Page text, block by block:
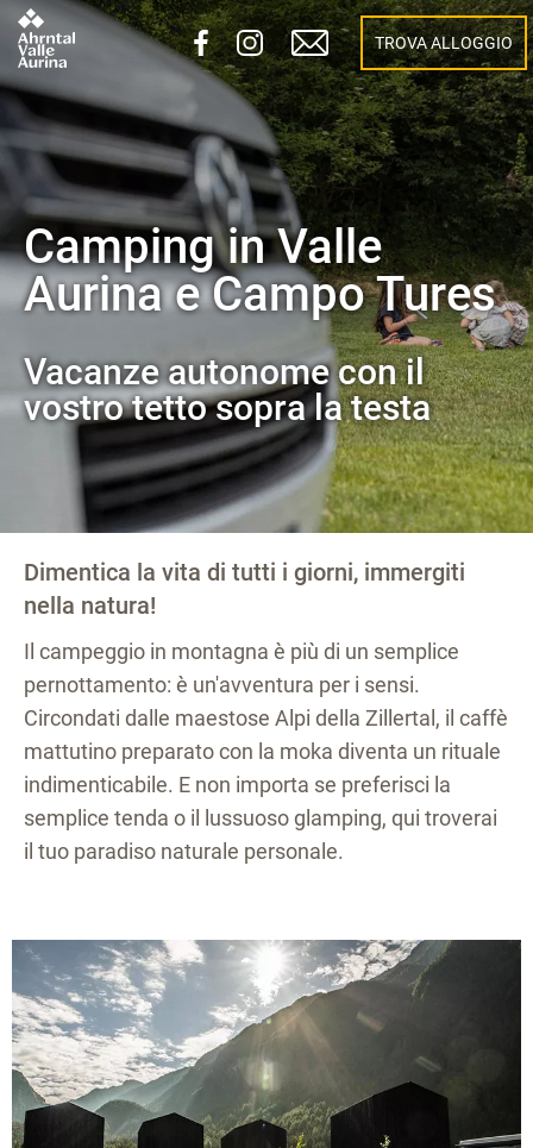
TROVA ALLOGGIO
Camping in Valle
Aurina e Campo Tures
Vacanze autonome con il
vostro tetto sopra la testa
Dimentica la vita di tutti i giorni, immergiti
nella natura!
Il campeggio in montagna è più di un semplice
pernottamento: è un'avventura per i sensi.
Circondati dalle maestose Alpi della Zillertal, il caffè
mattutino preparato con la moka diventa un rituale
indimenticabile. E non importa se preferisci la
semplice tenda o il lussuoso glamping, qui troverai
il tuo paradiso naturale personale.